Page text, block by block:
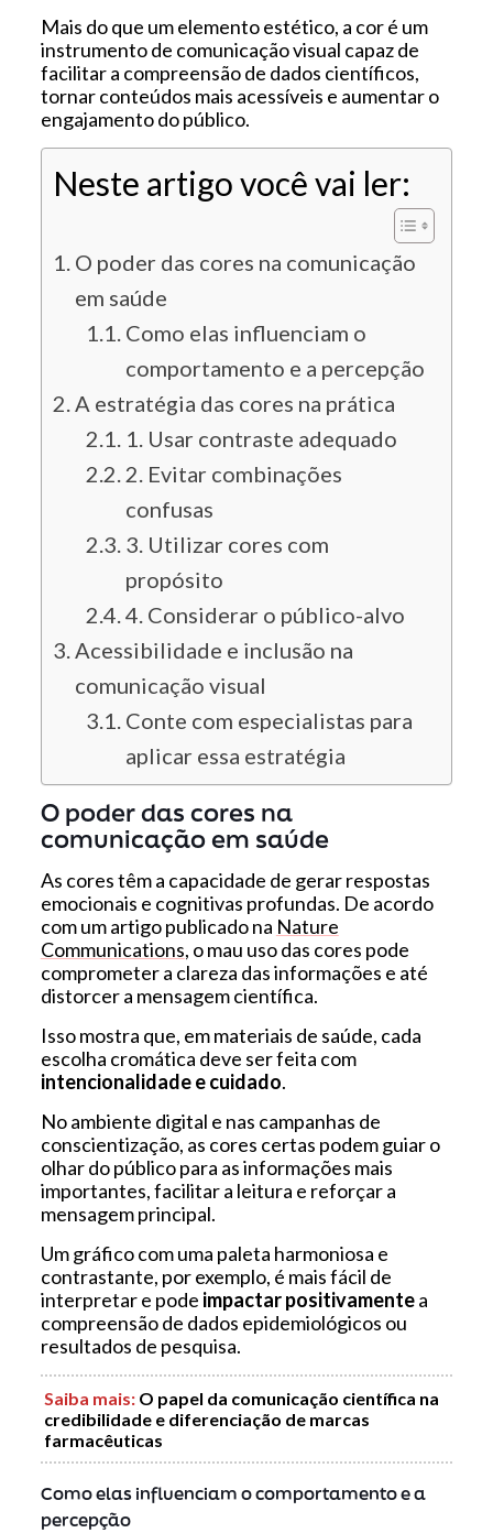
Mais do que um elemento estético, a cor é um
instrumento de comunicação visual capaz de
facilitar a compreensão de dados científicos,
tornar conteúdos mais acessíveis e aumentar o
engajamento do público.
Neste artigo você vai ler:
O poder das cores na comunicação
em saúde
Como elas influenciam o
comportamento e a percepção
A estratégia das cores na prática
1. Usar contraste adequado
2. Evitar combinações
confusas
3. Utilizar cores com
propósito
4. Considerar o público-alvo
Acessibilidade e inclusão na
comunicação visual
Conte com especialistas para
aplicar essa estratégia
O poder das cores na
comunicação em saúde
As cores têm a capacidade de gerar respostas
emocionais e cognitivas profundas. De acordo
com um artigo publicado na Nature
Communications, o mau uso das cores pode
comprometer a clareza das informações e até
distorcer a mensagem científica.
Isso mostra que, em materiais de saúde, cada
escolha cromática deve ser feita com
intencionalidade e cuidado.
No ambiente digital e nas campanhas de
conscientização, as cores certas podem guiar o
olhar do público para as informações mais
importantes, facilitar a leitura e reforçar a
mensagem principal.
Um gráfico com uma paleta harmoniosa e
contrastante, por exemplo, é mais fácil de
interpretar e pode impactar positivamentea
compreensão de dados epidemiológicos ou
resultados de pesquisa.
Saiba mais: O papel da comunicação científica na
credibilidade e diferenciação de marcas
farmacêuticas
Como elas influenciam o comportamento e a
percepção